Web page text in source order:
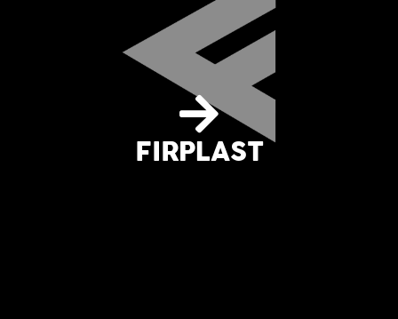
FIRPLAST